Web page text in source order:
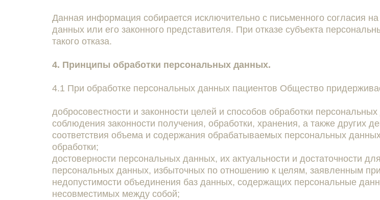
Данная информация собирается исключительно с письменного согласия
данных или его законного представителя. При отказе субъекта
такого отказа.
4. Принципы обработки персональных данных.
4.1 При обработке персональных данных пациентов Общество
добросовестности и законности целей и способов обработки
соблюдения законности получения, обработки, хранения, а также других
соответствия объема и содержания обрабатываемых персональных
обработки;
достоверности персональных данных, их актуальности и достаточности
персональных данных, избыточных по отношению к целям, заявленным
недопустимости объединения баз данных, содержащих персональные
несовместимых между собой;